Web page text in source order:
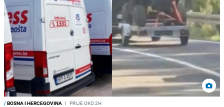
/BOSNA I HERCEGOVINA I PRIJE OKO 2H